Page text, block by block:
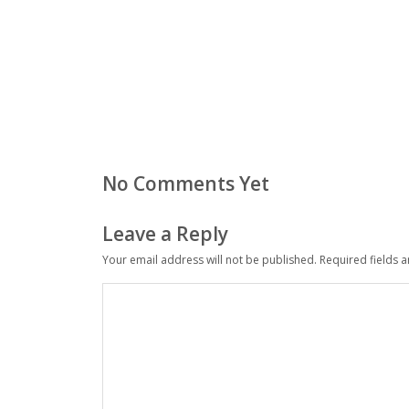
No Comments Yet
Leave a Reply
Your email address will not be published. Required fields